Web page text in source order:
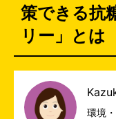
策できる抗
リー」とは
環境